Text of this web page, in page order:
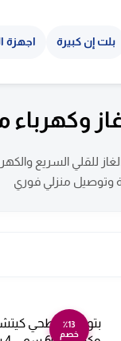
بلت إن كبيرة اجهزة
وكهرباء
للقلي السريع
وتوصيل منزلي فوري
٪13
خصم
بتوجاز سطحي